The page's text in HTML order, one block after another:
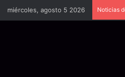
miércoles, agosto 5 2026 Noticias